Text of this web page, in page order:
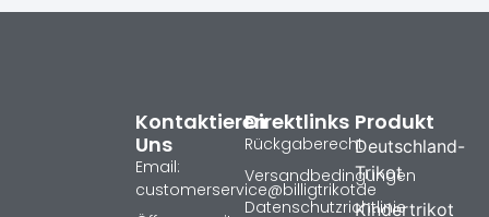
Produkt
Deutschland-
Trikot
Kindertrikot
Direktlinks
Rückgaberecht
Versandbedingungen
Datenschutzrichtlinie
Kontaktieren
Uns
Email:
customerservice@billigtrikotde